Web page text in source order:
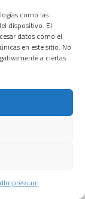
como las
dispositivo. El
datos como el
en este sitio. No
a ciertas
Impressum